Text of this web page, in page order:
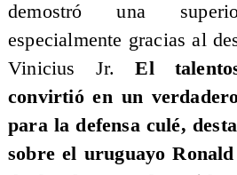
demostró una
especialmente gracias al
Vinicius Jr.El
convirtió en un
para la defensa culé,
sobre el uruguayo